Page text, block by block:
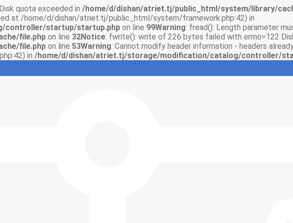
quota exceeded in /home/d/dishan/atriet.tj/public_html/system/library/
at /home/d/dishan/atriet.tj/public_html/system/framework.php:42) in
controller/startup/startup.php on line 99Warning: fread(): Length parameter
file.php on line 32Notice: fwrite(): write of 226 bytes failed with errno=122
file.php on line 53Warning: Cannot modify header information - headers
in /home/d/dishan/atriet.tj/storage/modification/catalog/controller/